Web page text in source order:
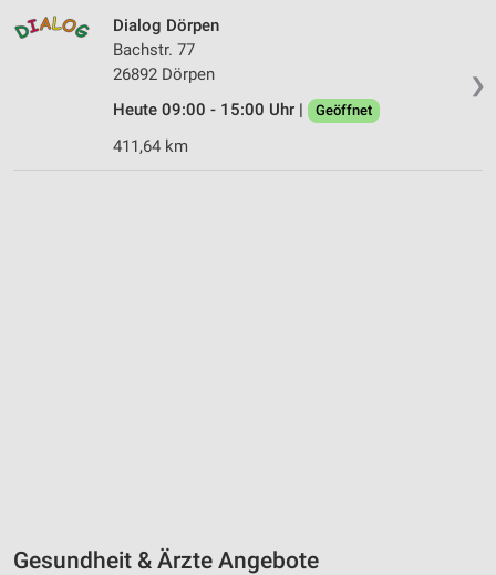
❯
Dialog Dörpen
Bachstr. 77
26892 Dörpen
Heute 09:00 - 15:00 Uhr |
Geöffnet
411,64 km
Gesundheit & Ärzte Angebote